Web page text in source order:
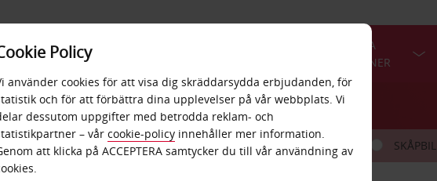
ERBJUDANDEN
POPULÄRA
DESTINATIONER
BIL SKÅPBIL
Policy
använder cookies för att visa dig skräddarsydda erbjudanden, för
och för att förbättra dina upplevelser på vår webbplats. Vi
dessutom uppgifter med betrodda reklam- och
– vår cookie-policy innehåller mer information.
att klicka på ACCEPTERA samtycker du till vår användning av